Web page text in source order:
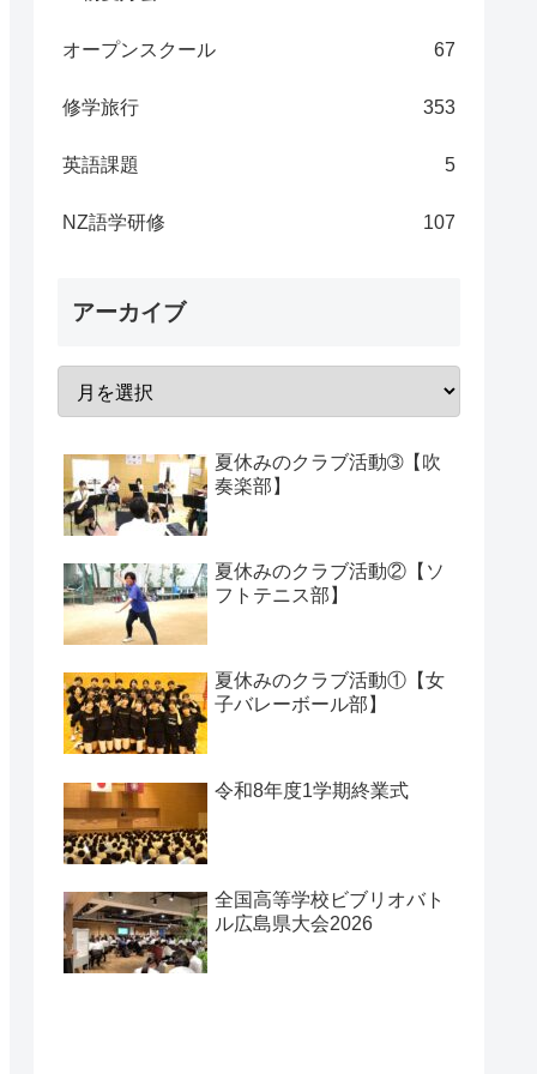
オープンスクール 67
修学旅行 353
英語課題 5
NZ語学研修 107
アーカイブ
夏休みのクラブ活動➂【吹
奏楽部】
夏休みのクラブ活動②【ソ
フトテニス部】
夏休みのクラブ活動①【女
子バレーボール部】
令和8年度1学期終業式
全国高等学校ビブリオバト
ル広島県大会2026